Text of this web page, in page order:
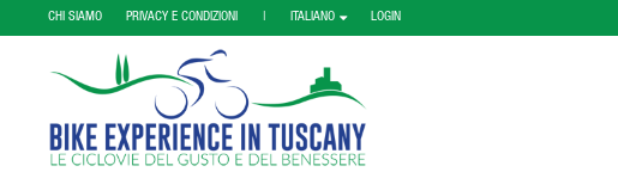
CHI SIAMO PRIVACY E CONDIZIONI | ITALIANO LOGIN